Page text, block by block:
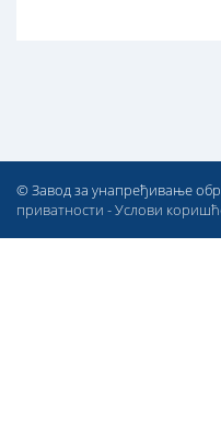
© Завод за унапређивање
приватности -Услови